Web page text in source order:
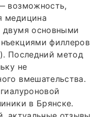
возможность,
медицина
двумя основными
филлеров
Последний метод
не
вмешательства.
в Брянске.